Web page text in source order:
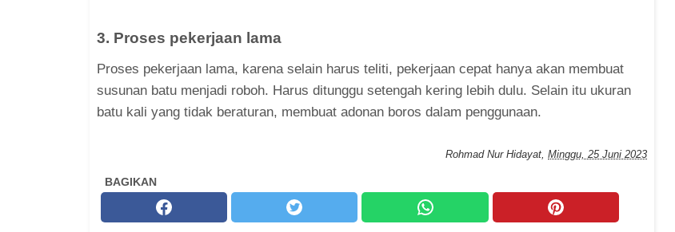
3. Proses pekerjaan lama
Proses pekerjaan lama, karena selain harus teliti, pekerjaan cepat hanya akan membuat
susunan batu menjadi roboh. Harus ditunggu setengah kering lebih dulu. Selain itu ukuran
batu kali yang tidak beraturan, membuat adonan boros dalam penggunaan.
Rohmad Nur Hidayat Minggu, 25 Juni 2023
BAGIKAN